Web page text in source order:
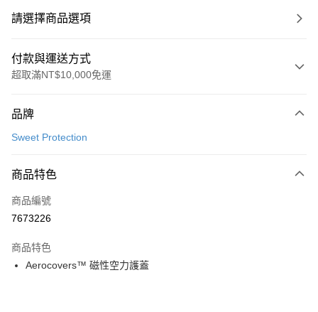
請選擇商品選項
付款與運送方式
超取滿NT$10,000免運
信用卡一次付款
LINE Pay
Apple Pay
運送方式
品牌
Sweet Protection
商品特色
商品編號
7673226
商品特色
Aerocovers™ 磁性空力護蓋